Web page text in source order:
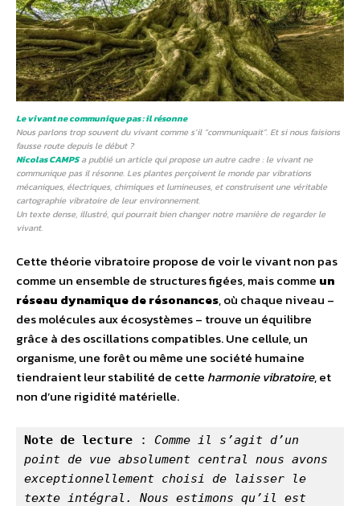
Le vivant ne communique pas : il résonne
Nous parlons trop souvent du vivant comme s’il “communiquait”. Et si nous faisions
fausse route depuis le début ?
Nicolas CAMPSa publié un article qui propose un autre cadre : le vivant ne
communique pas il résonne. Les plantes perçoivent le monde par vibrations
mécaniques, électriques, chimiques et lumineuses, et construisent une véritable
cartographie vibratoire de leur environnement.
Un texte dense, illustré, qui pourrait bien changer notre manière de regarder le
vivant.
Cette théorie vibratoire propose de voir le vivant non pas
comme un ensemble de structures figées, mais comme un
réseau dynamique de résonances, où chaque niveau –
des molécules aux écosystèmes – trouve un équilibre
grâce à des oscillations compatibles. Une cellule, un
organisme, une forêt ou même une société humaine
tiendraient leur stabilité de cette harmonie vibratoire, et
non d’une rigidité matérielle.
Note de lecture : Comme il s’agit d’un
point de vue absolument central nous avons
exceptionnellement choisi de laisser le
texte intégral. Nous estimons qu’il est